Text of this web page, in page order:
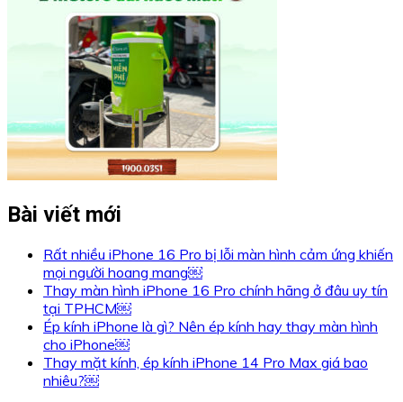
Bài viết mới
Rất nhiều iPhone 16 Pro bị lỗi màn hình cảm ứng khiến
mọi người hoang mang￼
Thay màn hình iPhone 16 Pro chính hãng ở đâu uy tín
tại TPHCM￼
Ép kính iPhone là gì? Nên ép kính hay thay màn hình
cho iPhone￼
Thay mặt kính, ép kính iPhone 14 Pro Max giá bao
nhiêu?￼